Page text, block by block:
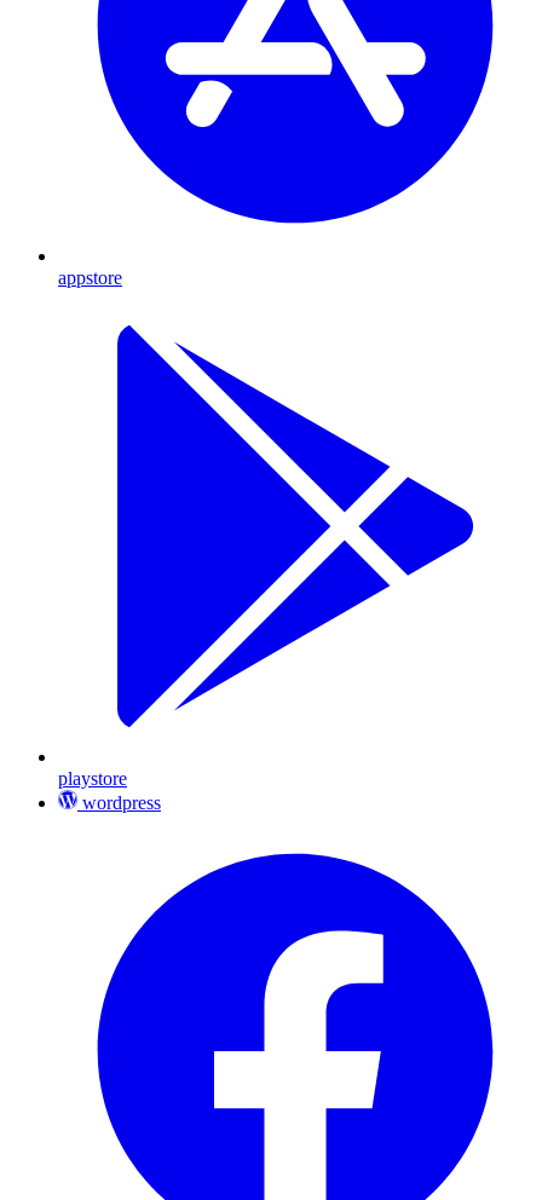
appstore
playstore
wordpress